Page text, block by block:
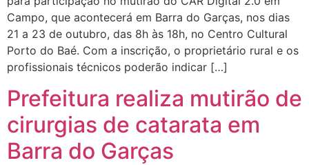
Campo, que acontecerá em Barra do Garças, nos dias
21 a 23 de outubro, das 8h às 18h, no Centro Cultural
Porto do Baé. Com a inscrição, o proprietário rural e os
profissionais técnicos poderão indicar […]
Prefeitura realiza mutirão de
cirurgias de catarata em
Barra do Garças